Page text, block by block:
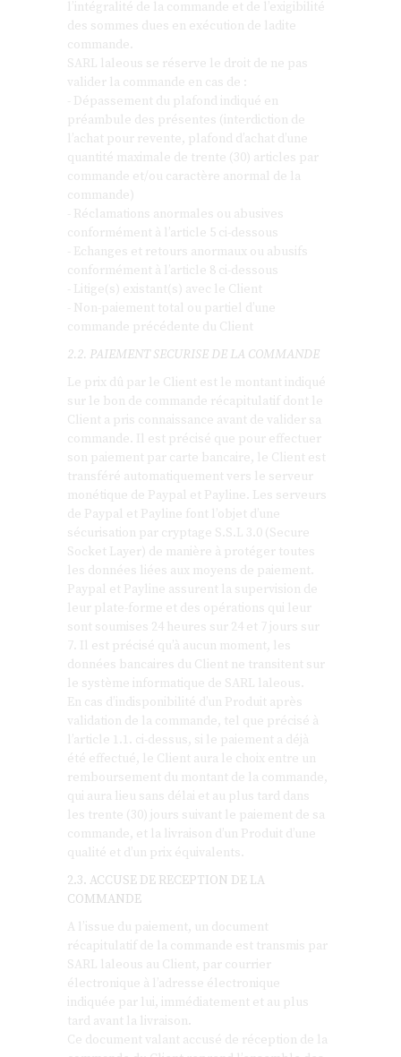
l’intégralité de la commande et de l’exigibilité
des sommes dues en exécution de ladite
commande.
SARL laleous se réserve le droit de ne pas
valider la commande en cas de :
- Dépassement du plafond indiqué en
préambule des présentes (interdiction de
l’achat pour revente, plafond d’achat d’une
quantité maximale de trente (30) articles par
commande et/ou caractère anormal de la
commande)
- Réclamations anormales ou abusives
conformément à l’article 5 ci-dessous
- Echanges et retours anormaux ou abusifs
conformément à l’article 8 ci-dessous
- Litige(s) existant(s) avec le Client
- Non-paiement total ou partiel d’une
commande précédente du Client
2.2. PAIEMENT SECURISE DE LA COMMANDE
Le prix dû par le Client est le montant indiqué
sur le bon de commande récapitulatif dont le
Client a pris connaissance avant de valider sa
commande. Il est précisé que pour effectuer
son paiement par carte bancaire, le Client est
transféré automatiquement vers le serveur
monétique de Paypal et Payline. Les serveurs
de Paypal et Payline font l’objet d’une
sécurisation par cryptage S.S.L 3.0 (Secure
Socket Layer) de manière à protéger toutes
les données liées aux moyens de paiement.
Paypal et Payline assurent la supervision de
leur plate-forme et des opérations qui leur
sont soumises 24 heures sur 24 et 7 jours sur
7. Il est précisé qu’à aucun moment, les
données bancaires du Client ne transitent sur
le système informatique de SARL laleous.
En cas d’indisponibilité d’un Produit après
validation de la commande, tel que précisé à
l’article 1.1. ci-dessus, si le paiement a déjà
été effectué, le Client aura le choix entre un
remboursement du montant de la commande,
qui aura lieu sans délai et au plus tard dans
les trente (30) jours suivant le paiement de sa
commande, et la livraison d’un Produit d’une
qualité et d’un prix équivalents.
2.3. ACCUSE DE RECEPTION DE LA
COMMANDE
A l’issue du paiement, un document
récapitulatif de la commande est transmis par
SARL laleous au Client, par courrier
électronique à l’adresse électronique
indiquée par lui, immédiatement et au plus
tard avant la livraison.
Ce document valant accusé de réception de la